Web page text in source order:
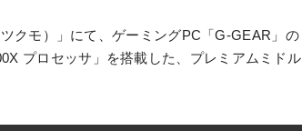
クモ）」にて、ゲーミングPC「G-GEAR」の
プロセッサ」を搭載した、プレミアムミドル